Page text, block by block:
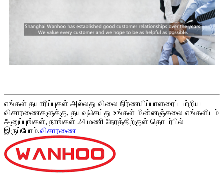
எங்கள் தயாரிப்புகள் அல்லது விலை நிர்ணயிப்பாளரைப் பற்றிய
விசாரணைகளுக்கு, தயவுசெய்து உங்கள் மின்னஞ்சலை எங்களிடம்
அனுப்புங்கள், நாங்கள் 24 மணி நேரத்திற்குள் தொடர்பில்
இருப்போம்.விசாரணை